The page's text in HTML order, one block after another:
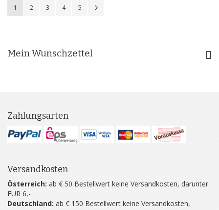
Sie lesen gerade Seite
1 Seite
2 Seite
3 Seite
4 Seite
5
Mein Wunschzettel
Zahlungsarten
Versandkosten
Österreich: ab € 50 Bestellwert keine Versandkosten, darunter
EUR 6,-
Deutschland: ab € 150 Bestellwert keine Versandkosten,